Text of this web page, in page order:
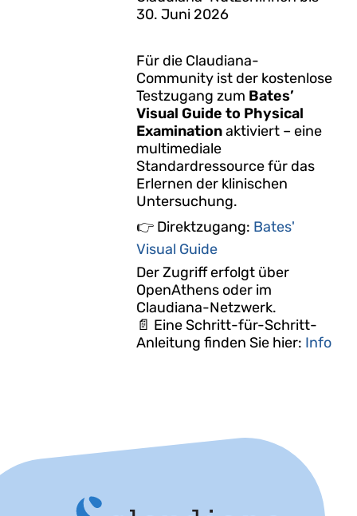
30. Juni 2026
Für die Claudiana-
Community ist der kostenlose
Testzugang zum Bates’
Visual Guide to Physical
Examinationaktiviert – eine
multimediale
Standardressource für das
Erlernen der klinischen
Untersuchung.
👉 Direktzugang: Bates'
Visual Guide
Der Zugriff erfolgt über
OpenAthens oder im
Claudiana-Netzwerk.
📄 Eine Schritt-für-Schritt-
Anleitung finden Sie hier: Info